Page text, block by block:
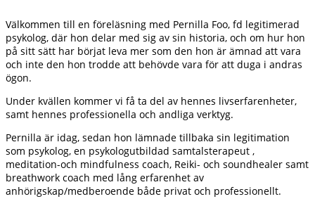
Välkommen till en föreläsning med Pernilla Foo, fd legitimerad
psykolog, där hon delar med sig av sin historia, och om hur hon
på sitt sätt har börjat leva mer som den hon är ämnad att vara
och inte den hon trodde att behövde vara för att duga i andras
ögon.
Under kvällen kommer vi få ta del av hennes livserfarenheter,
samt hennes professionella och andliga verktyg.
Pernilla är idag, sedan hon lämnade tillbaka sin legitimation
som psykolog, en psykologutbildad samtalsterapeut ,
meditation-och mindfulness coach, Reiki- och soundhealer samt
breathwork coach med lång erfarenhet av
anhörigskap/medberoende både privat och professionellt.